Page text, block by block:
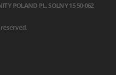
POLAND PL. SOLNY 1550-062